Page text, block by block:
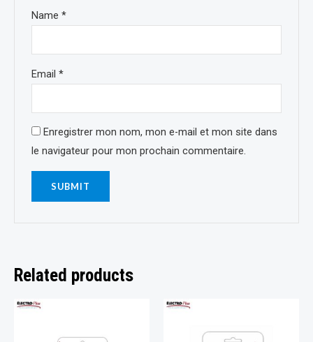
Name*
Email*
Enregistrer mon nom, mon e-mail et mon site dans
le navigateur pour mon prochain commentaire.
Related products